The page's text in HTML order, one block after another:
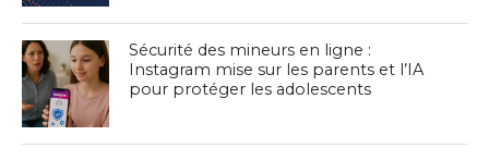
Sécurité des mineurs en ligne :
Instagram mise sur les parents et l’IA
pour protéger les adolescents